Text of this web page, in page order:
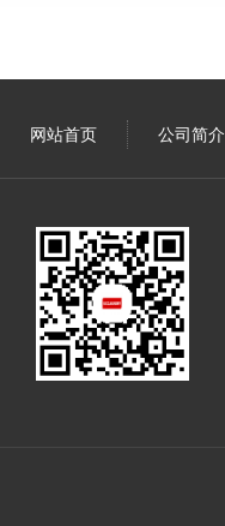
网站首页 公司简介